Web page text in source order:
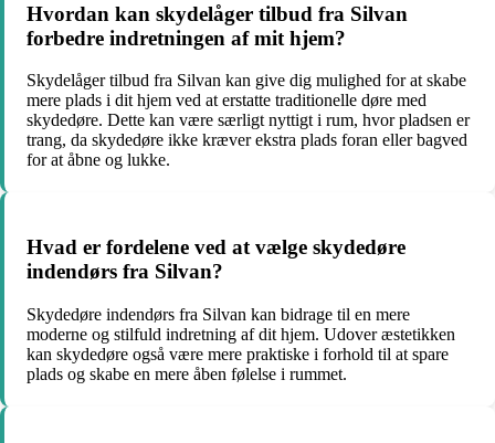
Hvordan kan skydelåger tilbud fra Silvan
forbedre indretningen af mit hjem?
Skydelåger tilbud fra Silvan kan give dig mulighed for at skabe
mere plads i dit hjem ved at erstatte traditionelle døre med
skydedøre. Dette kan være særligt nyttigt i rum, hvor pladsen er
trang, da skydedøre ikke kræver ekstra plads foran eller bagved
for at åbne og lukke.
Hvad er fordelene ved at vælge skydedøre
indendørs fra Silvan?
Skydedøre indendørs fra Silvan kan bidrage til en mere
moderne og stilfuld indretning af dit hjem. Udover æstetikken
kan skydedøre også være mere praktiske i forhold til at spare
plads og skabe en mere åben følelse i rummet.